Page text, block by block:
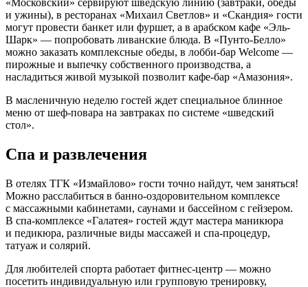
«Московский» сервируют шведскую линию (завтраки, обеды
и ужины), в ресторанах «Михаил Светлов» и «Скандия» гости
могут провести банкет или фуршет, а в арабском кафе «Эль-
Шарк» — попробовать ливанские блюда. В «Пунто-Белло»
можно заказать комплексные обеды, в лобби-бар Welcome —
пирожные и выпечку собственного производства, а
насладиться живой музыкой позволит кафе-бар «Амазония».
В масленичную неделю гостей ждет специальное блинное
меню от шеф-повара на завтраках по системе «шведский
стол».
Спа и развлечения
В отелях ТГК «Измайлово» гости точно найдут, чем заняться!
Можно расслабиться в банно-оздоровительном комплексе
с массажными кабинетами, саунами и бассейном с гейзером.
В спа-комплексе «Галатея» гостей ждут мастера маникюра
и педикюра, различные виды массажей и спа-процедур,
татуаж и солярий.
Для любителей спорта работает фитнес-центр — можно
посетить индивидуальную или групповую тренировку,